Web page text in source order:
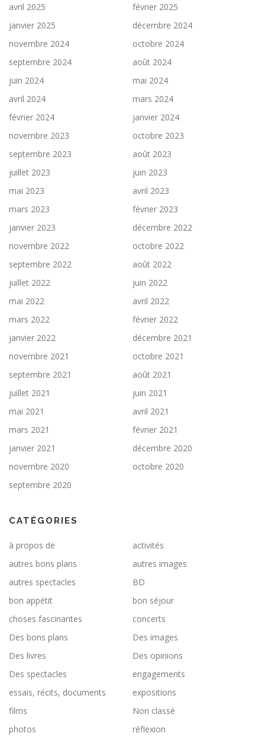
avril 2025
février 2025
janvier 2025
décembre 2024
novembre 2024
octobre 2024
septembre 2024
août 2024
juin 2024
mai 2024
avril 2024
mars 2024
février 2024
janvier 2024
novembre 2023
octobre 2023
septembre 2023
août 2023
juillet 2023
juin 2023
mai 2023
avril 2023
mars 2023
février 2023
janvier 2023
décembre 2022
novembre 2022
octobre 2022
septembre 2022
août 2022
juillet 2022
juin 2022
mai 2022
avril 2022
mars 2022
février 2022
janvier 2022
décembre 2021
novembre 2021
octobre 2021
septembre 2021
août 2021
juillet 2021
juin 2021
mai 2021
avril 2021
mars 2021
février 2021
janvier 2021
décembre 2020
novembre 2020
octobre 2020
septembre 2020
CATÉGORIES
à propos de
activités
autres bons plans
autres images
autres spectacles
BD
bon appétit
bon séjour
choses fascinantes
concerts
Des bons plans
Des images
Des livres
Des opinions
Des spectacles
engagements
essais, récits, documents
expositions
films
Non classé
photos
réflexion